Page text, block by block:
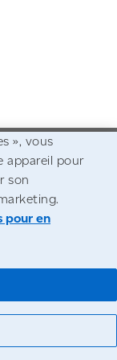
Canada
», vous
appareil pour
son
pour en